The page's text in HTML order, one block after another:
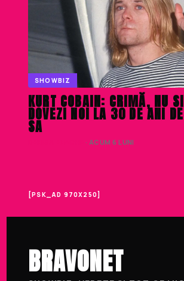
SHOWBIZ
KURT COBAIN: CRIMĂ, NU
DOVEZI NOI LA 30 DE ANI
SA
· ACUM 6 LUNI
[PSK_AD 970X250]
BRAVONET